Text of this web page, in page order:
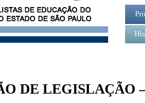
DE LEGISLAÇÃO